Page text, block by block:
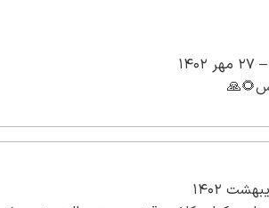
– 27 مهر 1402